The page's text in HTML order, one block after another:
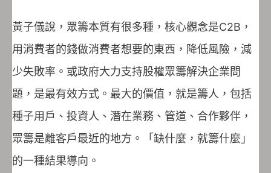
黃子儀說，眾籌本質有很多種，核心觀念是C2B，
用消費者的錢做消費者想要的東西，降低風險，減
少失敗率。或政府大力支持股權眾籌解決企業問
題，是最有效方式。最大的價值，就是籌人，包括
種子用戶、投資人、潛在業務、管道、合作夥伴，
眾籌是離客戶最近的地方。「缺什麼，就籌什麼」
的一種結果導向。